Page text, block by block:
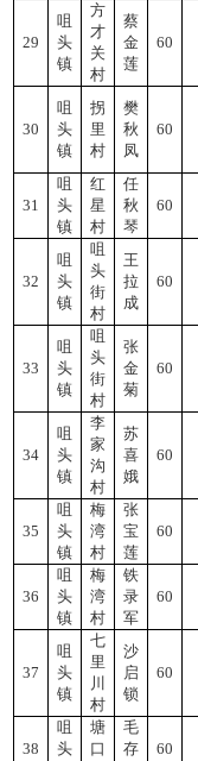
29
咀
头
镇
方
才
关
村
蔡
金
莲
60
30
咀
头
镇
拐
里
村
樊
秋
凤
60
31
咀
头
镇
红
星
村
任
秋
琴
60
32
咀
头
镇
咀
头
街
村
王
拉
成
60
33
咀
头
镇
咀
头
街
村
张
金
菊
60
34
咀
头
镇
李
家
沟
村
苏
喜
娥
60
35
咀
头
镇
梅
湾
村
张
宝
莲
60
36
咀
头
镇
梅
湾
村
铁
录
军
60
37
咀
头
镇
七
里
川
村
沙
启
锁
60
38
咀
头
塘
口
毛
存
60